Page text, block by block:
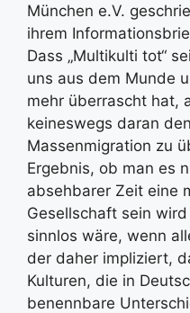
München e.V.
ihrem
Dass „Multikulti tot“
uns aus dem Munde
mehr überrascht hat,
keineswegs daran
Massenmigration zu
Ergebnis, ob man es
absehbarer Zeit eine
Gesellschaft sein
sinnlos wäre, wenn
der daher impliziert,
Kulturen, die in
benennbare